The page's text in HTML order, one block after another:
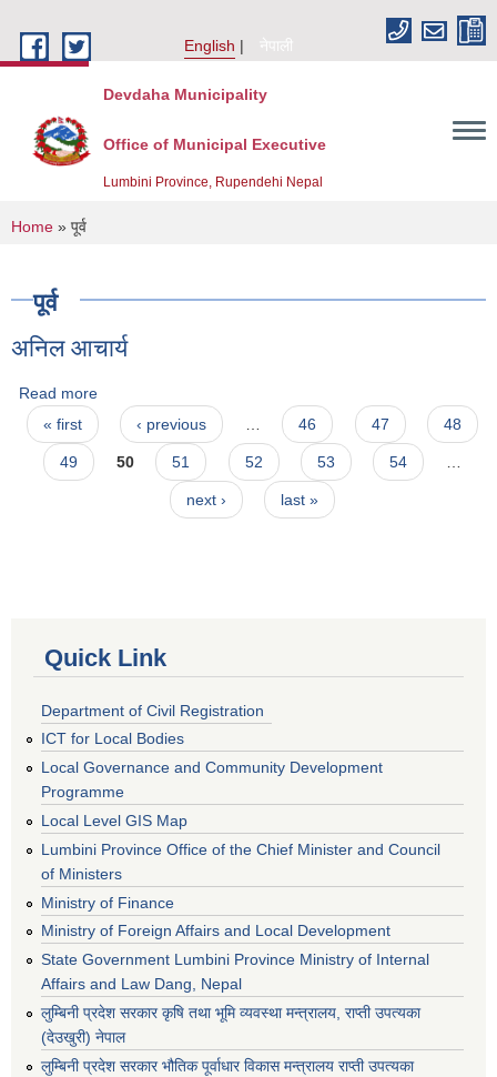
English
नेपाली
Devdaha Municipality
Office of Municipal Executive
Lumbini Province, Rupendehi Nepal
You are here
Home » पूर्व
पूर्व
अनिल आचार्य
Read more
Pages
« first ‹ previous … 46 47 48
49 50 51 52 53 54 …
next › last »
Quick Link
Department of Civil Registration
ICT for Local Bodies
Local Governance and Community Development
Programme
Local Level GIS Map
Lumbini Province Office of the Chief Minister and Council
of Ministers
Ministry of Finance
Ministry of Foreign Affairs and Local Development
State Government Lumbini Province Ministry of Internal
Affairs and Law Dang, Nepal
लुम्बिनी प्रदेश सरकार कृषि तथा भूमि व्यवस्था मन्त्रालय, राप्ती उपत्यका
(देउखुरी) नेपाल
लुम्बिनी प्रदेश सरकार भौतिक पूर्वाधार विकास मन्त्रालय राप्ती उपत्यका